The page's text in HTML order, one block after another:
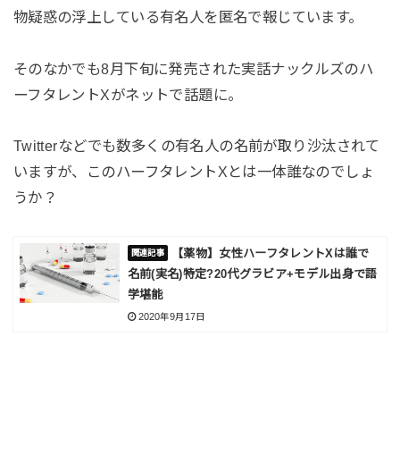
物疑惑の浮上している有名人を匿名で報じています。
そのなかでも8月下旬に発売された実話ナックルズのハ
ーフタレントXがネットで話題に。
Twitterなどでも数多くの有名人の名前が取り沙汰されて
いますが、このハーフタレントXとは一体誰なのでしょ
うか？
【薬物】女性ハーフタレントXは誰で
名前(実名)特定?20代グラビア+モデル出身で語
学堪能
2020年9月17日